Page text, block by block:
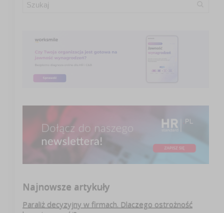
Najnowsze artykuły
Paraliż decyzyjny w firmach. Dlaczego ostrożność